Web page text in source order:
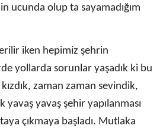
ucunda olup ta sayamadığım
iken hepimiz şehrin
yollarda sorunlar yaşadık ki bu
zaman zaman sevindik,
yavaş şehir yapılanması
çıkmaya başladı. Mutlaka